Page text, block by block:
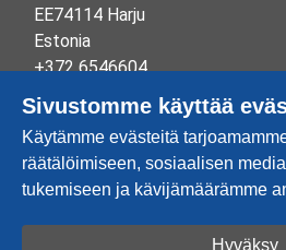
EE74114 Harju
Estonia
+372 6546604
info@johnberger.ee
Reg.nr 10265834
EE100332513
Sivustomme käyttää
Käytämme evästeitä
räätälöimiseen, sosiaalisen
tukemiseen ja kävijämäärämme
Hyväksy